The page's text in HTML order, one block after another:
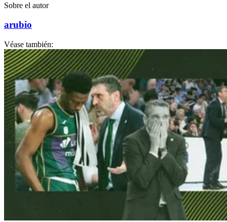
Sobre el autor
arubio
Véase también: